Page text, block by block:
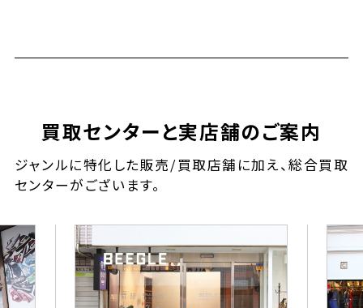
買取センターと実店舗のご案内
ジャンルに特化した販売/買取店舗に加え、総合買取
センターがございます。